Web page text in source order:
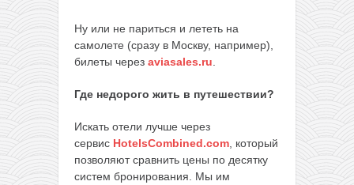
Ну или не париться и лететь на
самолете (сразу в Москву, например),
билеты через aviasales.ru.
Где недорого жить в путешествии?
Искать отели лучше через
сервис HotelsCombined.com, который
позволяют сравнить цены по десятку
систем бронирования. Мы им